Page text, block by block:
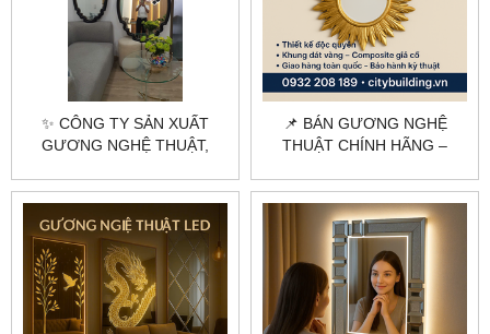
✨ CÔNG TY SẢN XUẤT
GƯƠNG NGHỆ THUẬT,
CẦU – CITYBUILDING
📌 BÁN GƯƠNG NGHỆ
THUẬT CHÍNH HÃNG –
SANG TRỌNG, SẢN XUẤT
THEO YÊU CẦU